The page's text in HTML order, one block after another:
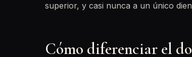
superior, y casi nunca a un único
Cómo diferenciar el